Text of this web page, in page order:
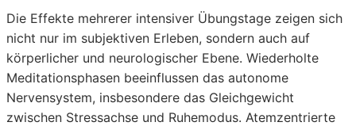
Die Effekte mehrerer intensiver Übungstage zeigen sich
nicht nur im subjektiven Erleben, sondern auch auf
körperlicher und neurologischer Ebene. Wiederholte
Meditationsphasen beeinflussen das autonome
Nervensystem, insbesondere das Gleichgewicht
zwischen Stressachse und Ruhemodus. Atemzentrierte